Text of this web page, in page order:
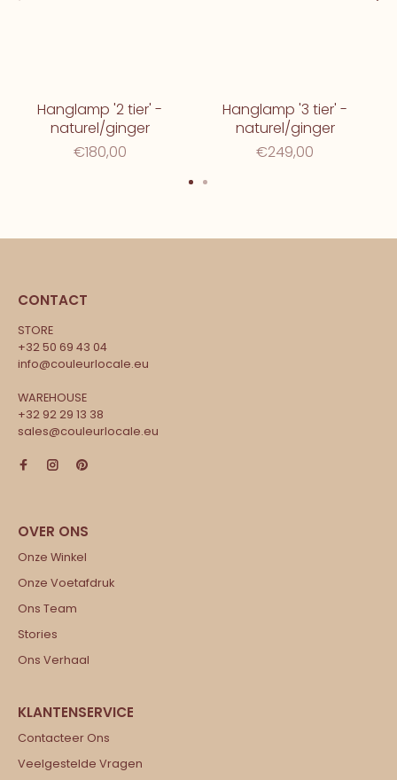
Hanglamp '2 tier' -
naturel/ginger
€180,00
Hanglamp '3 tier' -
naturel/ginger
€249,00
CONTACT
STORE
+32 50 69 43 04
info@couleurlocale.eu
WAREHOUSE
+32 92 29 13 38
sales@couleurlocale.eu
Onze Winkel
Onze Voetafdruk
Ons Team
Stories
Ons Verhaal
Contacteer Ons
Veelgestelde Vragen